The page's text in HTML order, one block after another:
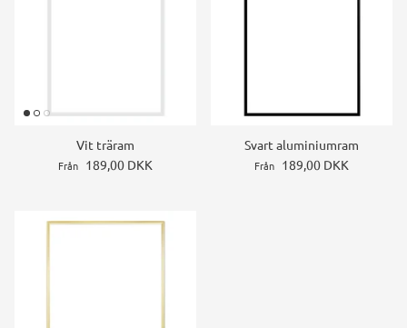
Vit träram
Från 189,00 DKK
Svart aluminiumram
Från 189,00 DKK